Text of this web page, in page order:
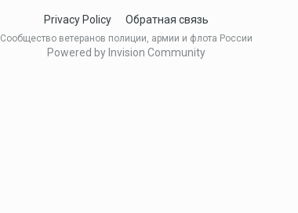
Privacy Policy Обратная связь
Сообщество ветеранов полиции, армии и флота России
Powered by Invision Community